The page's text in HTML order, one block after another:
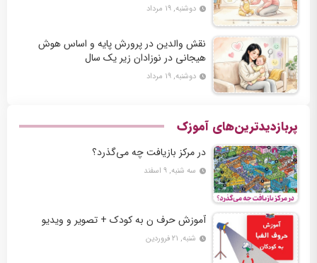
دوشنبه, ۱۹ مرداد
نقش والدین در پرورش پایه و اساس هوش
هیجانی در نوزادان زیر یک سال
دوشنبه, ۱۹ مرداد
پربازدیدترین‌های آموزک
در مرکز بازیافت چه می‌گذرد؟
سه شنبه, ۹ اسفند
آموزش حرف ن به کودک + تصویر و ویدیو
شنبه, ۲۱ فروردین